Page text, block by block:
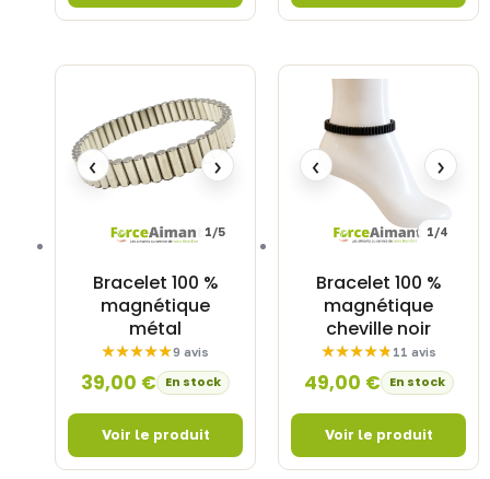
Bracelet 100 %
magnétique
métal
9 avis
39,00 € En stock
‹ ›
1/5
Bracelet 100 %
magnétique
cheville noir
11 avis
49,00 € En stock
‹ ›
1/4